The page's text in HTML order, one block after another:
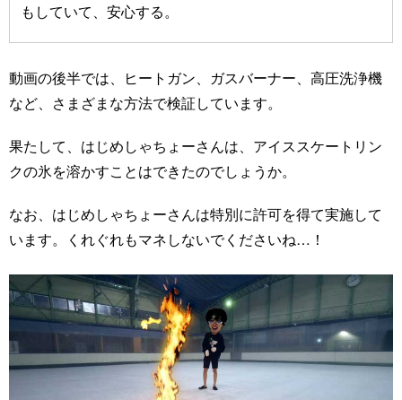
もしていて、安心する。
動画の後半では、ヒートガン、ガスバーナー、高圧洗浄機
など、さまざまな方法で検証しています。
果たして、はじめしゃちょーさんは、アイススケートリン
クの氷を溶かすことはできたのでしょうか。
なお、はじめしゃちょーさんは特別に許可を得て実施して
います。くれぐれもマネしないでくださいね…！